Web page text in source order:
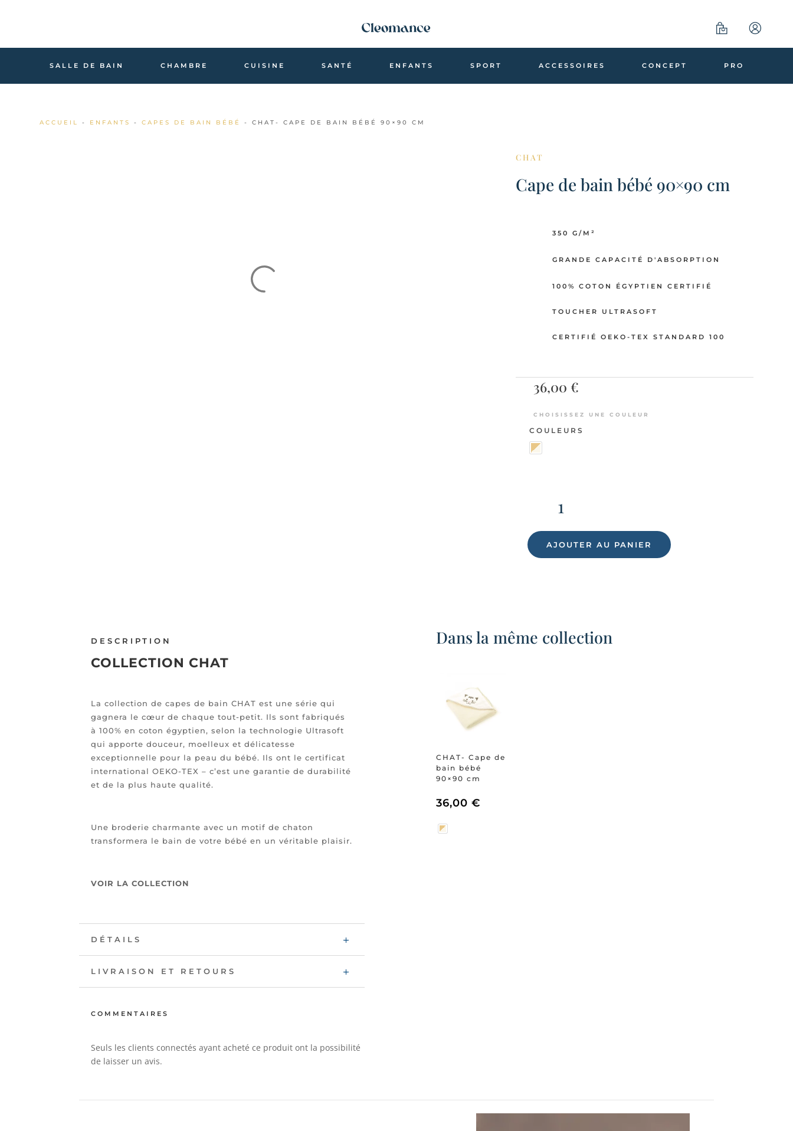
SALLE DE BAIN CHAMBRE CUISINE SANTÉ ENFANTS SPORT ACCESSOIRES CONCEPT PRO
ACCUEIL - ENFANTS -CAPES DE BAIN BÉBÉ - CHAT- CAPE DE BAIN BÉBÉ 90×90 CM
CHAT
Cape de bain bébé 90×90 cm
350 G/M²
GRANDE CAPACITÉ D'ABSORPTION
100% COTON ÉGYPTIEN CERTIFIÉ
TOUCHER ULTRASOFT
CERTIFIÉ OEKO-TEX STANDARD 100
36,00 €
CHOISISSEZ UNE COULEUR
COULEURS
CHAT-
CAPE
DE
BAIN
AJOUTER AU PANIER
DESCRIPTION
COLLECTION CHAT
La collection de capes de bain CHAT est une série qui
gagnera le cœur de chaque tout-petit. Ils sont fabriqués
à 100% en coton égyptien, selon la technologie Ultrasoft
qui apporte douceur, moelleux et délicatesse
exceptionnelle pour la peau du bébé. Ils ont le certificat
international OEKO-TEX – c’est une garantie de durabilité
et de la plus haute qualité.
Une broderie charmante avec un motif de chaton
transformera le bain de votre bébé en un véritable plaisir.
VOIR LA COLLECTION
DÉTAILS
LIVRAISON ET RETOURS
COMMENTAIRES
Seuls les clients connectés ayant acheté ce produit ont la possibilité
de laisser un avis.
Dans la même collection
CHAT- Cape de
bain bébé
90×90 cm
36,00€